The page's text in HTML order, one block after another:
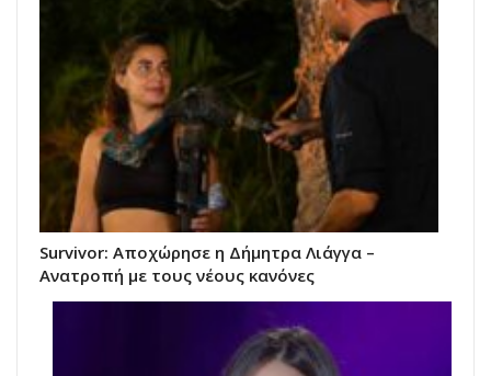
Survivor: Αποχώρησε η Δήμητρα Λιάγγα –
Ανατροπή με τους νέους κανόνες